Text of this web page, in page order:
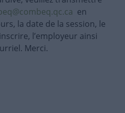
en
la date de la session, le
l’employeur ainsi
Merci.